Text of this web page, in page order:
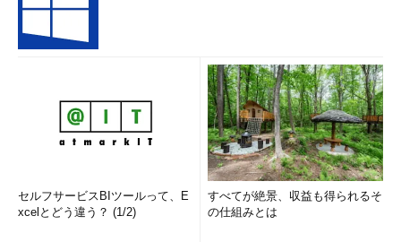
セルフサービスBIツールって、E
xcelとどう違う？ (1/2)
すべてが絶景、収益も得られるそ
の仕組みとは